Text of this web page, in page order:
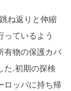
ね返りと伸縮
っているよう
有物の保護カバ
た.初期の探検
ロッパに持ち帰